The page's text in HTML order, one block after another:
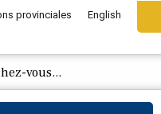
provinciales English